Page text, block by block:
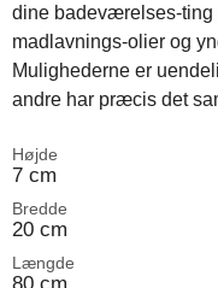
dine badeværelses-
madlavnings-olier og
Mulighederne er
andre har præcis det
Højde
7 cm
Bredde
20 cm
Længde
80 cm